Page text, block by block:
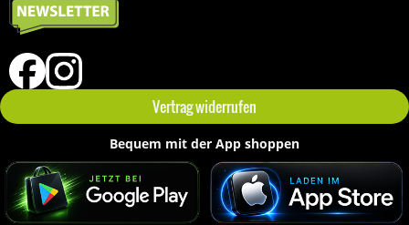
Vertrag widerrufen
Bequem mit der App shoppen